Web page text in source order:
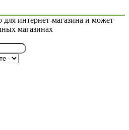
для интернет-магазина и может
магазинах